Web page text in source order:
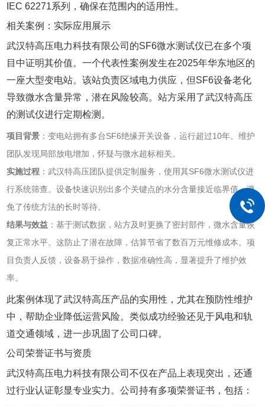
IEC 62271系列，确保在范围内的适用性。
相关案例：实际应用展示
武汉特高压电力科技有限公司的SF6微水测试仪已在多个项
目中证明其价值。一个代表性案例发生在2025年华东地区的
一座大型变电站。该站负责区域电力供应，但SF6设备老化
导致微水含量异常，潜在风险较高。站方采用了武汉特高压
的测试仪进行定期检测。
项目背景 ‌：变电站拥有多台SF6绝缘开关设备，运行超过10年。维护
团队发现局部放电增加，怀疑与微水超标相关。
实施过程 ‌：武汉特高压团队提供定制服务，使用其SF6微水测试仪进
行系统筛查。设备快速识别出多个关键点的水分含量接近临界值，避
免了传统方法的长时等待。
结果与效益 ‌：基于测试数据，站方及时更换了密封部件，微水含量恢
复正常水平。这防止了潜在故障，估算节省了数百万元维修成本。项
目负责人反馈，设备易于操作，数据准确性高，显著提升了维护效
率。
此案例体现了武汉特高压产品的实用性，尤其在预防性维护
中，帮助企业降低运营风险。类似成功经验还见于风电和轨
道交通领域，进一步巩固了公司口碑。
公司荣誉证书与资质
武汉特高压电力科技有限公司不仅在产品上表现突出，还通
过行业认证彰显专业实力。公司持有多项荣誉证书，包括：